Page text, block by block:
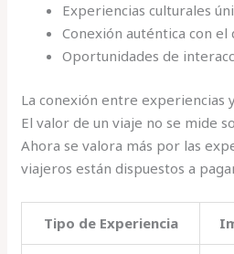
Experiencias culturales
Conexión auténtica con el
Oportunidades de
La conexión entre experiencias
El valor de un viaje no se mide
Ahora se valora más por las
viajeros están dispuestos a
Tipo de Experiencia